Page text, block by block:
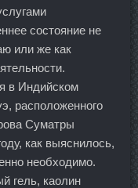
состояние не
или же как
в Индийском
расположенного
Суматры
как выяснилось,
необходимо.
гель, каолин